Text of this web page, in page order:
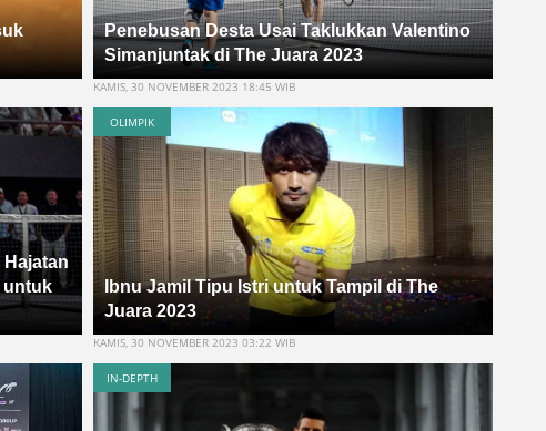
Penebusan Desta Usai Taklukkan Valentino
Simanjuntak di The Juara 2023
KAMIS, 30 NOVEMBER 2023 18:45 WIB
Hajatan
untuk
OLIMPIK
Ibnu Jamil Tipu Istri untuk Tampil di The
Juara 2023
KAMIS, 30 NOVEMBER 2023 03:22 WIB
IN-DEPTH